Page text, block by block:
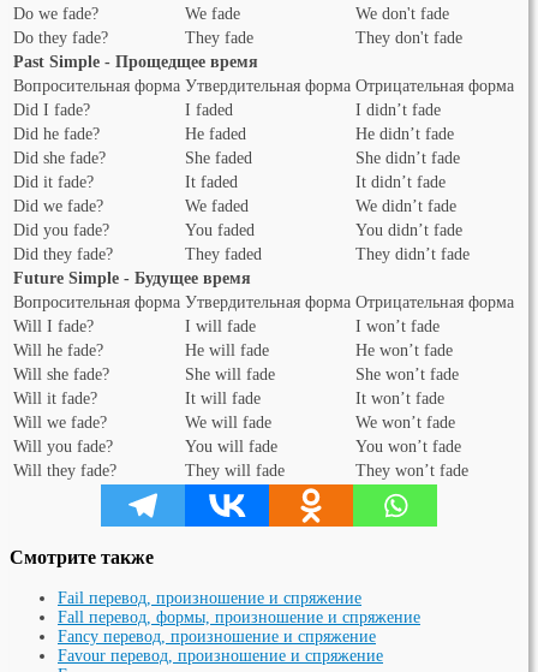
Do we fade?
We fade
We don't fade
Do they fade?
They fade
They don't fade
Past Simple - Прощедщее время
Вопросительная форма Утвердительная форма Отрицательная форма
Did I fade?
I faded
I didn’t fade
Did he fade?
He faded
He didn’t fade
Did she fade?
She faded
She didn’t fade
Did it fade?
It faded
It didn’t fade
Did we fade?
We faded
We didn’t fade
Did you fade?
You faded
You didn’t fade
Did they fade?
They faded
They didn’t fade
Future Simple - Будущее время
Вопросительная форма Утвердительная форма Отрицательная форма
Will I fade?
I will fade
I won’t fade
Will he fade?
He will fade
He won’t fade
Will she fade?
She will fade
She won’t fade
Will it fade?
It will fade
It won’t fade
Will we fade?
We will fade
We won’t fade
Will you fade?
You will fade
You won’t fade
Will they fade?
They will fade They won’t fade
Смотрите также
Fail перевод, произношение и спряжение
Fall перевод, формы, произношение и спряжение
Fancy перевод, произношение и спряжение
Favour перевод, произношение и спряжение